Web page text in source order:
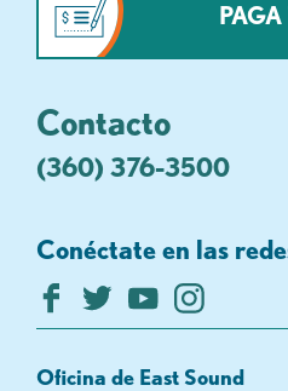
Contacto
(360) 376-3500
Conéctate en las
Oficina de East Sound